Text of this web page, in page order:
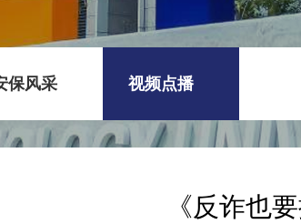
保风采 视频点播
《反诈也